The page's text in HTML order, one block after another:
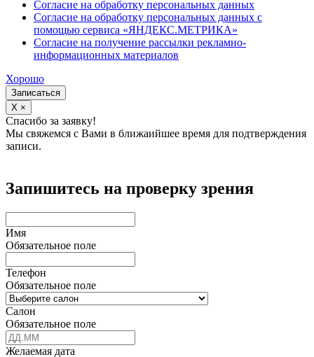
Согласие на обработку персональных данных
Согласие на обработку персональных данных с
помощью сервиса «ЯНДЕКС.МЕТРИКА»
Согласие на получение рассылки рекламно-
информационных материалов
Хорошо
Записаться
X ×
Спасибо за заявку!
Мы свяжемся с Вами в ближаийшее время для подтверждения
записи.
Запишитесь на проверку зрения
Имя
Обязательное поле
Телефон
Обязательное поле
Салон
Обязательное поле
Желаемая дата